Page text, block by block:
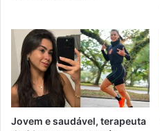
Jovem e saudável, terapeuta